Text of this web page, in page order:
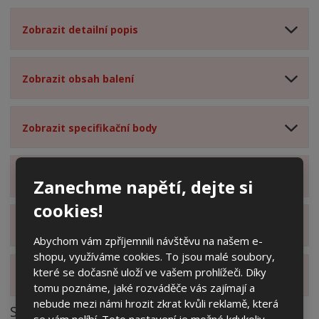
Zanechme napětí, dejte si
cookies!
Abychom vám zpříjemnili návštěvu na našem e-
shopu, využíváme cookies. To jsou malé soubory,
které se dočasně uloží ve vašem prohlížeči. Díky
tomu poznáme, jaké rozváděče vás zajímají a
nebude mezi námi hrozit zkrat kvůli reklamě, která
Zobrazit detailní popis
Zobrazit obsah balení
Zobrazit specifikační body
Zobrazit technické parametry
Zobrazit alternativní produkty
Soubory ke stažení